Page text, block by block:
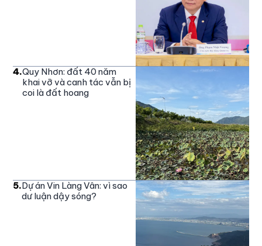
4.Quy Nhơn: đất 40 năm
khai vỡ và canh tác vẫn bị
coi là đất hoang
5.Dự án Vin Làng Vân: vì sao
dư luận dậy sóng?